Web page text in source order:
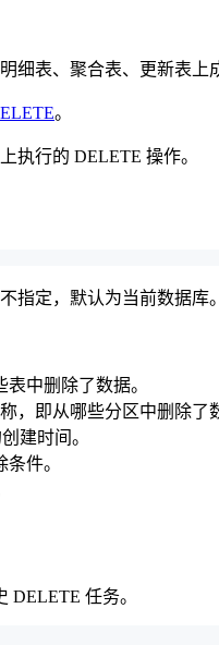
细表、聚合表、更新表上
。
执行的 DELETE 操作。
指定，默认为当前数据库。
中删除了数据。
，即从哪些分区中删除了
建时间。
件。
DELETE 任务。